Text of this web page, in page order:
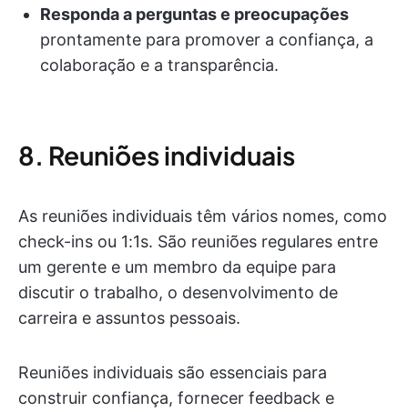
Responda a perguntas e preocupações
prontamente para promover a confiança, a
colaboração e a transparência.
8. Reuniões individuais
As reuniões individuais têm vários nomes, como
check-ins ou 1:1s. São reuniões regulares entre
um gerente e um membro da equipe para
discutir o trabalho, o desenvolvimento de
carreira e assuntos pessoais.
Reuniões individuais são essenciais para
construir confiança, fornecer feedback e